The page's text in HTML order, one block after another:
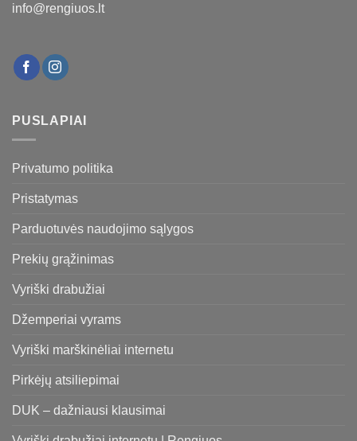
info@rengiuos.lt
PUSLAPIAI
Privatumo politika
Pristatymas
Parduotuvės naudojimo sąlygos
Prekių grąžinimas
Vyriški drabužiai
Džemperiai vyrams
Vyriški marškinėliai internetu
Pirkėjų atsiliepimai
DUK – dažniausi klausimai